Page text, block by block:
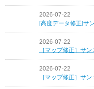
2026-07-22
[高度データ修正]サ
2026-07-22
［マップ修正］サ
2026-07-22
［マップ修正］サ